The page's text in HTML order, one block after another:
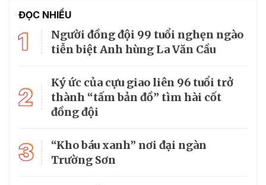
ĐỌC NHIỀU
1
Người đồng đội 99 tuổi nghẹn ngào
tiễn biệt Anh hùng La Văn Cầu
2
Ký ức của cựu giao liên 96 tuổi trở
thành “tấm bản đồ” tìm hài cốt
đồng đội
3
“Kho báu xanh” nơi đại ngàn
Trường Sơn